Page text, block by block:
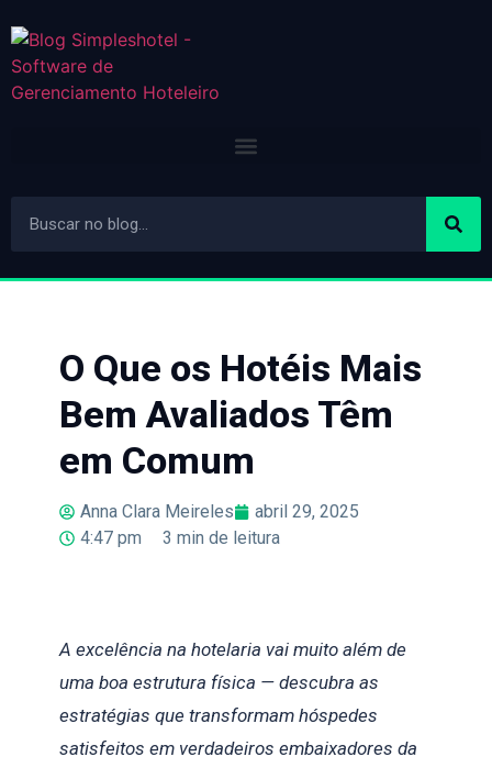
O Que os Hotéis Mais
Bem Avaliados Têm
em Comum
Anna Clara Meireles
abril 29, 2025
4:47 pm
3 min de leitura
A excelência na hotelaria vai muito além de
uma boa estrutura física — descubra as
estratégias que transformam hóspedes
satisfeitos em verdadeiros embaixadores da